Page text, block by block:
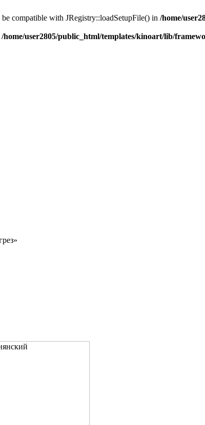
compatible with JRegistry::loadSetupFile() in /home/
/home/user2805/public_html/templates/kinoart/lib/